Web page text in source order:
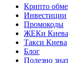
Крипто
Инвестиции
Промокоды
ЖЕКи Киева
Такси Киева
Блог
Полезно